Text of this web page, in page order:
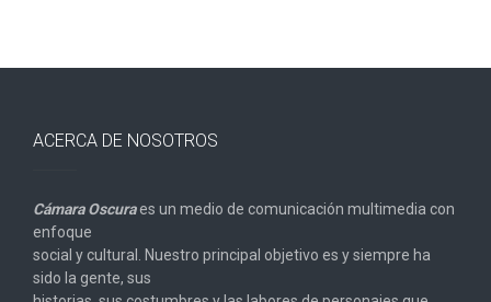
ACERCA DE NOSOTROS
Cámara Oscuraes un medio de comunicación multimedia con
enfoque
social y cultural. Nuestro principal objetivo es y siempre ha
sido la gente, sus